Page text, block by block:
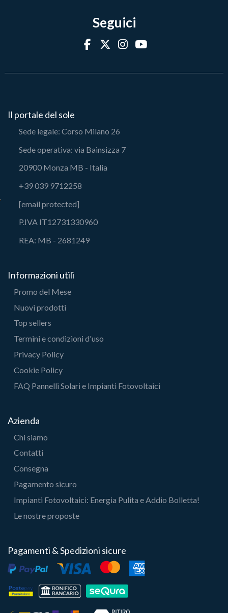
Seguici
Il portale del sole
Sede legale: Corso Milano 26
Sede operativa: via Bainsizza 7
20900 Monza MB - Italia
+39 039 9712258
[email protected]
P.IVA IT12731330960
REA: MB - 2681249
Informazioni utili
Promo del Mese
Nuovi prodotti
Top sellers
Termini e condizioni d'uso
Privacy Policy
Cookie Policy
FAQ Pannelli Solari e Impianti Fotovoltaici
Azienda
Chi siamo
Contatti
Consegna
Pagamento sicuro
Impianti Fotovoltaici: Energia Pulita e Addio Bolletta!
Le nostre proposte
Pagamenti & Spedizioni sicure